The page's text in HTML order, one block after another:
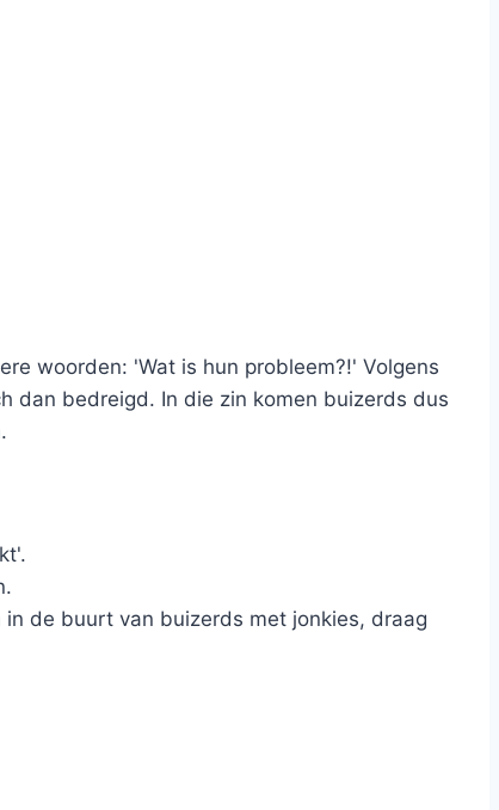
woorden: 'Wat is hun probleem?!' Volgens
dan bedreigd. In die zin komen buizerds dus
de buurt van buizerds met jonkies, draag